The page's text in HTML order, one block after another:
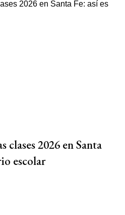
clases 2026 en Santa
escolar